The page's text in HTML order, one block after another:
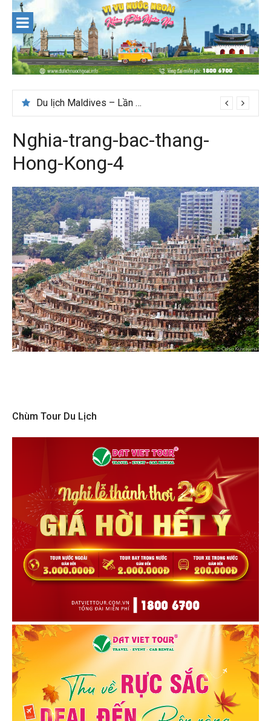
content
Du lịch Maldives – Lần đầu nên đi đâu, chơi gì?
Nên du lịch ở đâu ” giá tốt” dịp lễ quốc khánh 2/9
Nghia-trang-bac-thang-
Hong-Kong-4
Chùm Tour Du Lịch